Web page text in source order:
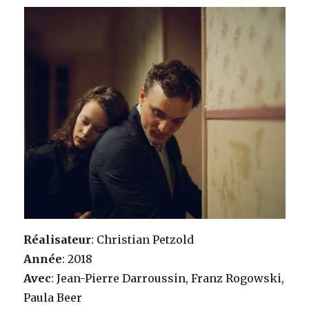
Réalisateur: Christian Petzold
Année: 2018
Avec: Jean-Pierre Darroussin, Franz Rogowski,
Paula Beer